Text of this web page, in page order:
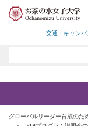
交通・キャンパ
グローバルリーダー育成のた